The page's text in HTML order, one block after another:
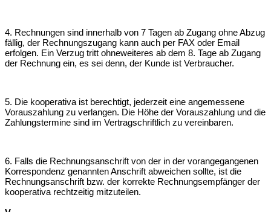
4. Rechnungen sind innerhalb von 7 Tagen ab Zugang ohne Abzug
fällig, der Rechnungszugang kann auch per FAX oder Email
erfolgen. Ein Verzug tritt ohneweiteres ab dem 8. Tage ab Zugang
der Rechnung ein, es sei denn, der Kunde ist Verbraucher.
5. Die kooperativa ist berechtigt, jederzeit eine angemessene
Vorauszahlung zu verlangen. Die Höhe der Vorauszahlung und die
Zahlungstermine sind im Vertragschriftlich zu vereinbaren.
6. Falls die Rechnungsanschrift von der in der vorangegangenen
Korrespondenz genannten Anschrift abweichen sollte, ist die
Rechnungsanschrift bzw. der korrekte Rechnungsempfänger der
kooperativa rechtzeitig mitzuteilen.